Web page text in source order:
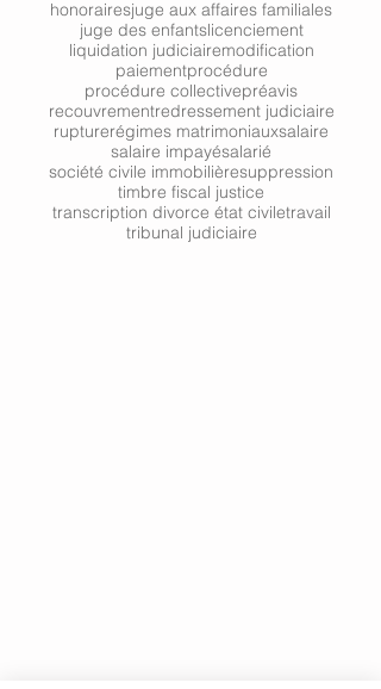
honorairesjuge aux affaires familiales
juge des enfantslicenciement
liquidation judiciairemodification
paiementprocédure
procédure collectivepréavis
recouvrementredressement judiciaire
rupturerégimes matrimoniauxsalaire
salaire impayésalarié
société civile immobilièresuppression
timbre fiscal justice
transcription divorce état civiletravail
tribunal judiciaire